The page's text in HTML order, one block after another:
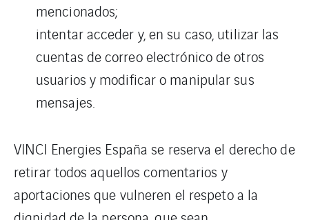
mencionados;
intentar acceder y, en su caso, utilizar las
cuentas de correo electrónico de otros
usuarios y modificar o manipular sus
mensajes.
VINCI Energies España se reserva el derecho de
retirar todos aquellos comentarios y
aportaciones que vulneren el respeto a la